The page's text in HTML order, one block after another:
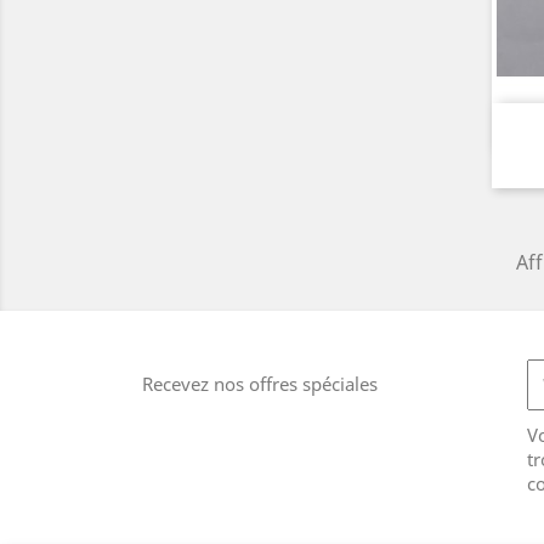
Recevez nos offres spéciales